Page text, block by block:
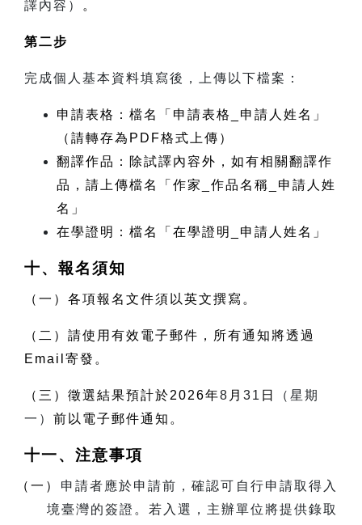
譯內容） 。
第二步
完成個人基本資料填寫後，上傳以下檔案：
申請表格：檔名「申請表格
申請人姓名」
（請轉存為 PDF格式上傳）
翻譯作品：除試譯內容外，如有相關翻譯作
品，請上傳檔名「作家
作品名稱
申請人姓
名」
在學證明：檔名「在學證明
申請人姓名」
十、報名須知
（一）各項報名文件須以英文撰寫。
（二）請使用有效電子郵件，所有通知將透過
Email 寄發。
（三）徵選結果預計於2026年8 月 31 日
（星期
一） 前以電子郵件通知。
十一、注意事項
（一） 申請者應於申請前，確認可自行申請取得入
境臺灣的簽證。若入選，主辦單位將提供錄取